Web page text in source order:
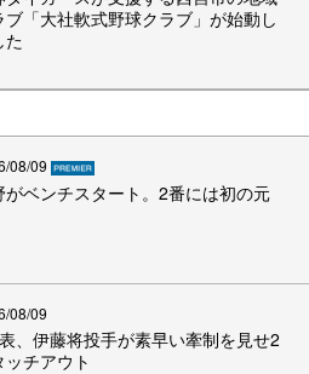
ブ「大社軟式野球クラブ」が始動し
た
08/09
がベンチスタート。2番には初の元
08/09
、伊藤将投手が素早い牽制を見せ2
ッチアウト